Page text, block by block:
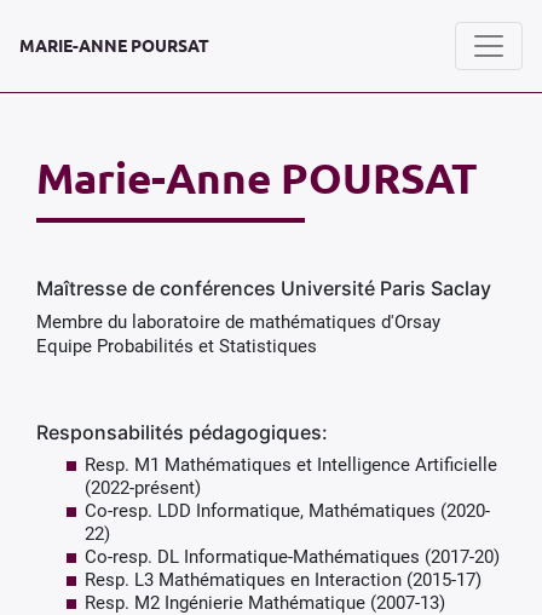
MARIE-ANNE POURSAT
Marie-Anne POURSAT
Maîtresse de conférences Université Paris Saclay
Membre du laboratoire de mathématiques d'Orsay
Equipe Probabilités et Statistiques
Responsabilités pédagogiques:
Resp. M1 Mathématiques et Intelligence Artificielle
(2022-présent)
Co-resp. LDD Informatique, Mathématiques (2020-
22)
Co-resp. DL Informatique-Mathématiques (2017-20)
Resp. L3 Mathématiques en Interaction (2015-17)
Resp. M2 Ingénierie Mathématique (2007-13)